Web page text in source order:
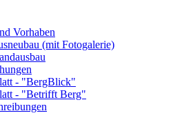
Vorhaben
(mit Fotogalerie)
- "BergBlick"
- "Betrifft Berg"